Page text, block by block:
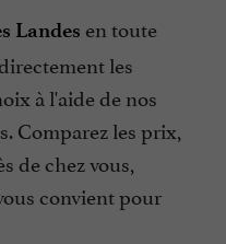
Landes en toute
les
à l'aide de nos
Comparez les prix,
de chez vous,
convient pour